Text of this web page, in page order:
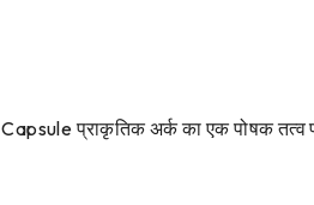
प्राकृतिक अर्क का एक पोषक तत्व